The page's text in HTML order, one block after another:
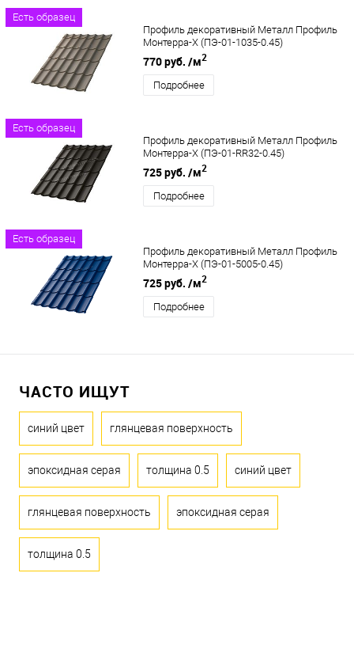
Есть образец
Профиль декоративный Металл Профиль
Монтерра-X (ПЭ-01-1035-0.45)
770 руб. /м2
Подробнее
Есть образец
Профиль декоративный Металл Профиль
Монтерра-X (ПЭ-01-RR32-0.45)
725 руб. /м2
Подробнее
Есть образец
Профиль декоративный Металл Профиль
Монтерра-X (ПЭ-01-5005-0.45)
725 руб. /м2
Подробнее
ЧАСТО ИЩУТ
синий цвет глянцевая поверхность
эпоксидная серая толщина 0.5 синий цвет
глянцевая поверхность эпоксидная серая
толщина 0.5